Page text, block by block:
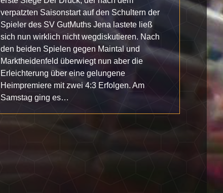
verpatzten Saisonstart auf den Schultern der
Spieler des SV GutMuths Jena lastete ließ
sich nun wirklich nicht wegdiskutieren. Nach
den beiden Spielen gegen Maintal und
Marktheidenfeld überwiegt nun aber die
Erleichterung über eine gelungene
Heimpremiere mit zwei 4:3 Erfolgen. Am
Samstag ging es…